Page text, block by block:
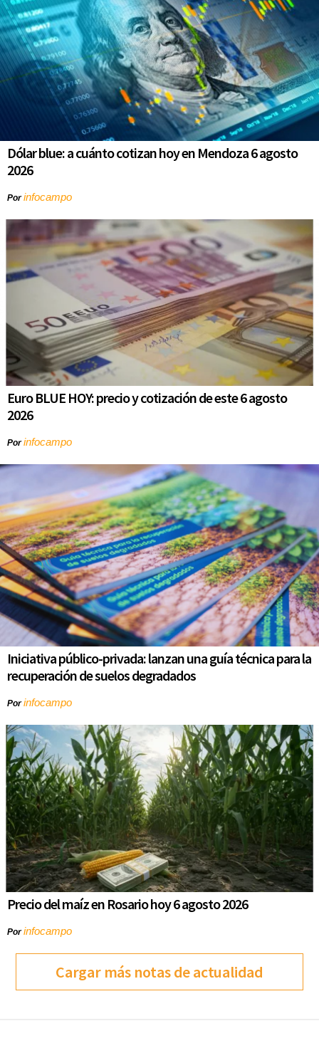
Dólar blue: a cuánto cotizan hoy en Mendoza 6 agosto
2026
Porinfocampo
Euro BLUE HOY: precio y cotización de este 6 agosto
2026
Porinfocampo
Iniciativa público-privada: lanzan una guía técnica para la
recuperación de suelos degradados
Porinfocampo
Precio del maíz en Rosario hoy 6 agosto 2026
Porinfocampo
Cargar más notas de actualidad